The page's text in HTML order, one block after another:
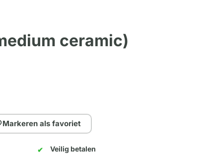
ceramic)
Markeren als favoriet
Veilig betalen